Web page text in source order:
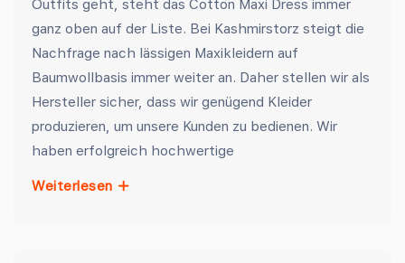
Outfits geht, steht das Cotton Maxi Dress immer
ganz oben auf der Liste. Bei Kashmirstorz steigt die
Nachfrage nach lässigen Maxikleidern auf
Baumwollbasis immer weiter an. Daher stellen wir als
Hersteller sicher, dass wir genügend Kleider
produzieren, um unsere Kunden zu bedienen. Wir
haben erfolgreich hochwertige
Weiterlesen